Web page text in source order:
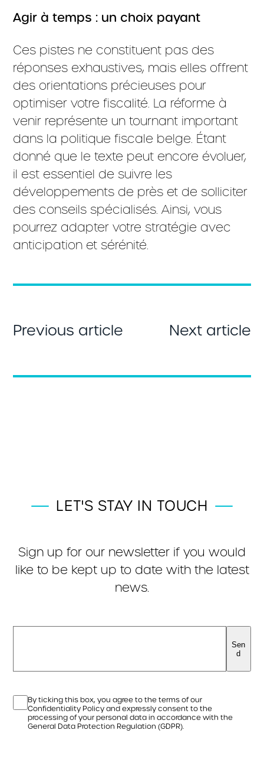
Agir à temps : un choix payant
Ces pistes ne constituent pas des
réponses exhaustives, mais elles offrent
des orientations précieuses pour
optimiser votre fiscalité. La réforme à
venir représente un tournant important
dans la politique fiscale belge. Étant
donné que le texte peut encore évoluer,
il est essentiel de suivre les
développements de près et de solliciter
des conseils spécialisés. Ainsi, vous
pourrez adapter votre stratégie avec
anticipation et sérénité.
Previous article Next article
LET'S STAY IN TOUCH
Sign up for our newsletter if you would
like to be kept up to date with the latest
news.
By ticking this box, you agree to the terms of our
Confidentiality Policy and expressly consent to the
processing of your personal data in accordance with the
General Data Protection Regulation (GDPR).
Sen
d